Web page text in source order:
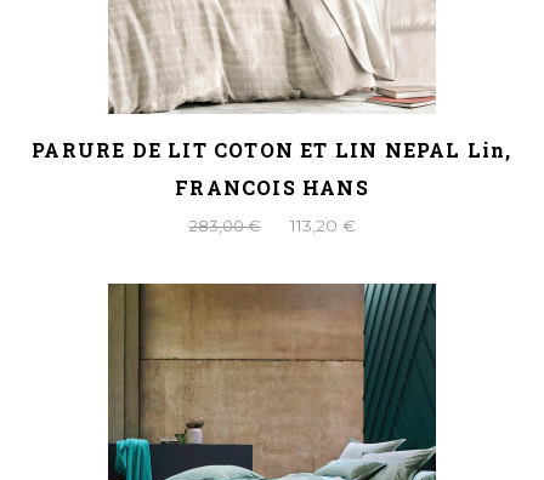
PARURE DE LIT COTON ET LIN NEPAL Lin,
FRANCOIS HANS
283,00 € 113,20 €